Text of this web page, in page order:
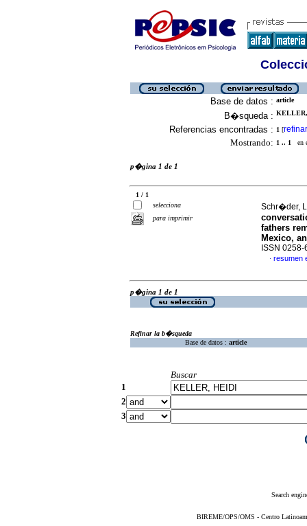
Base de datos : article
B�squeda :
Referencias encontradas : 1 [refinar
Mostrando: 1 .. 1 en
p�gina 1 de 1
1 / 1
selecciona
para imprimir
Schr�der,
fathers
Mexico,
ISSN 0258-
· resumen
p�gina 1 de 1
Refinar la b�squeda
Base de datos : article
Buscar
1
2
3
Search
BIREME/OPS/OMS - Centro